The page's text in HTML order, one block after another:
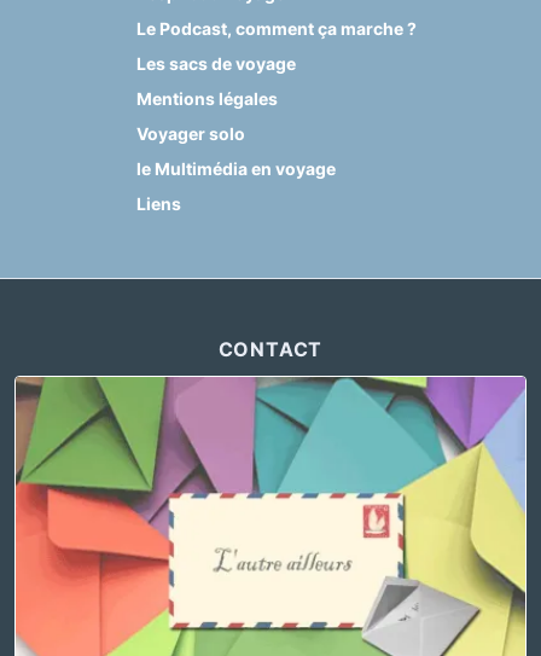
Le Podcast, comment ça marche ?
Les sacs de voyage
Mentions légales
Voyager solo
le Multimédia en voyage
Liens
CONTACT